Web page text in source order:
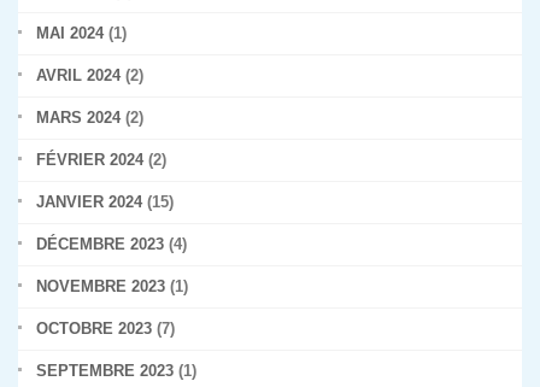
MAI 2024(1)
AVRIL 2024(2)
MARS 2024(2)
FÉVRIER 2024(2)
JANVIER 2024(15)
DÉCEMBRE 2023 (4)
NOVEMBRE 2023 (1)
OCTOBRE 2023 (7)
SEPTEMBRE 2023 (1)